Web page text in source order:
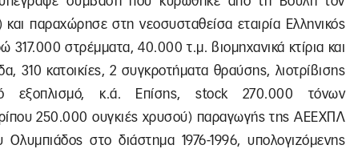
παραχώρησε στη νεοσυσταθείσα εταιρία Ελληνικός
στρέμματα, 40.000 τ.μ. βιομηχανικά κτίρια και
310 κατοικίες, 2 συγκροτήματα θραύσης, λιοτρίβισης
εξοπλισμό, κ.ά. Επίσης, stock 270.000 τόνων
250.000 ουγκιές χρυσού) παραγωγής της ΑΕΕΧΠΛ
Ολυμπιάδος στο διάστημα 1976-1996, υπολογιζόμενης